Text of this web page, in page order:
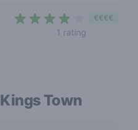
1 rating
€€€€
Kings Town